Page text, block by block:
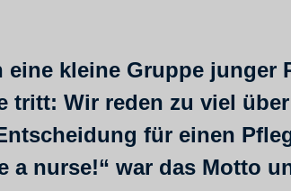
kleine Gruppe junger
Wir reden zu viel
für einen
nurse!“ war das Motto